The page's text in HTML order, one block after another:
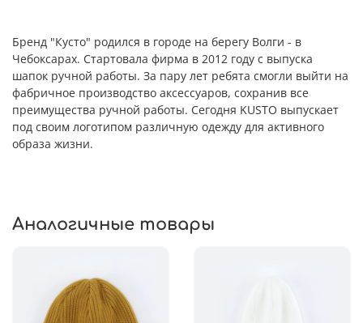
Бренд "Кусто" родился в городе на берегу Волги - в
Чебоксарах. Стартовала фирма в 2012 году с выпуска
шапок ручной работы. За пару лет ребята смогли выйти на
фабричное производство аксессуаров, сохранив все
преимущества ручной работы. Сегодня KUSTO выпускает
под своим логотипом различную одежду для активного
образа жизни.
Аналогичные товары